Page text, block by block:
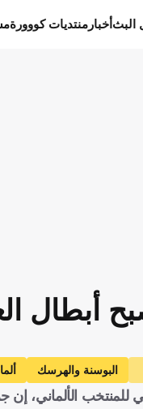
البثأخبار منتديات كووورة
أبطال
البوسنة والهرسك
الألماني، إن